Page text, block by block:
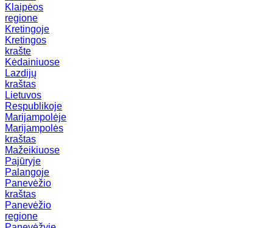
Klaipėos
regione
Kretingoje
Kretingos
krašte
Kėdainiuose
Lazdijų
kraštas
Lietuvos
Respublikoje
Marijampolėje
Marijampolės
kraštas
Mažeikiuose
Pajūryje
Palangoje
Panevėžio
kraštas
Panevėžio
regione